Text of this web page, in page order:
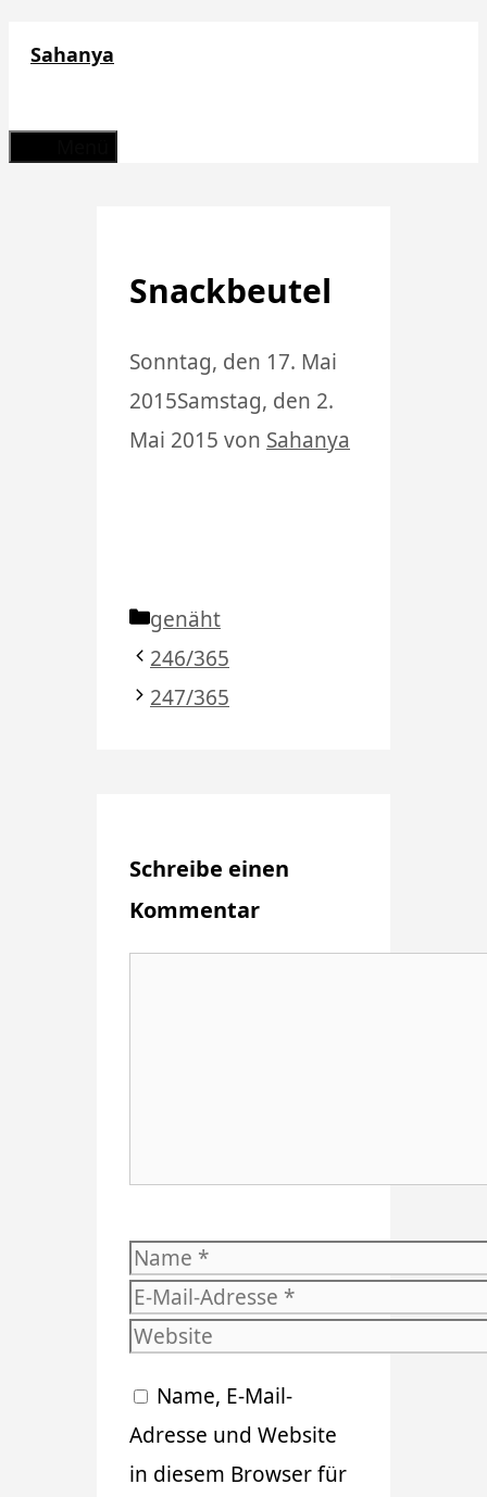
Sahanya
Snackbeutel
Sonntag, den 17. Mai
2015Samstag, den 2.
Mai 2015 von Sahanya
Kategorien
genäht
246/365
247/365
Schreibe einen
Kommentar
Name
E-
Mail-
Website
Name, E-Mail-
Adresse und Website
in diesem Browser für